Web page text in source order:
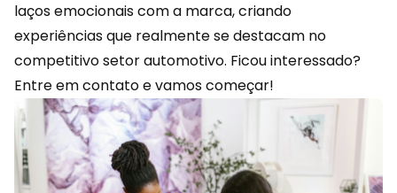
laços emocionais com a marca, criando
experiências que realmente se destacam no
competitivo setor automotivo. Ficou interessado?
Entre em contatoe vamos começar!